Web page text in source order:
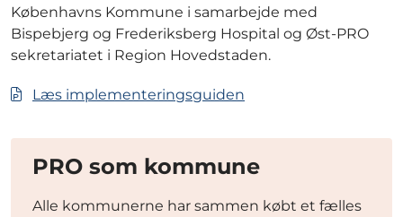
Københavns Kommune i samarbejde med
Bispebjerg og Frederiksberg Hospital og Øst-PRO
sekretariatet i Region Hovedstaden.
Læs implementeringsguiden
PRO som kommune
Alle kommunerne har sammen købt et fælles